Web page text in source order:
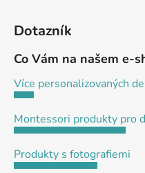
Dotazník
Co Vám na našem e-
Více personalizovaných
Montessori produkty pro
Produkty s fotografiemi